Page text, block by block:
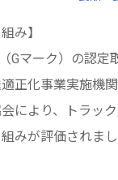
み】
Gマーク）の認定
正化事業実施機
により、トラッ
みが評価されまし